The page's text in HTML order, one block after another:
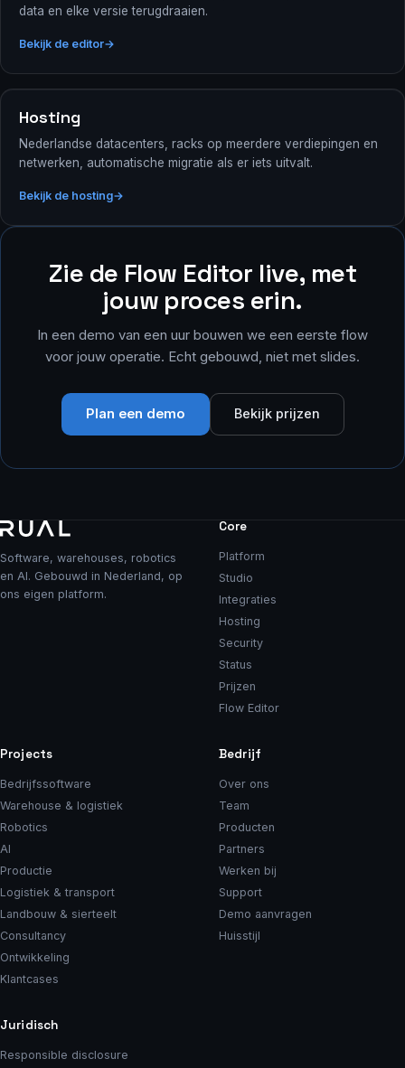
data en elke versie terugdraaien.
Bekijk de editor
Hosting
Nederlandse datacenters, racks op meerdere verdiepingen en
netwerken, automatische migratie als er iets uitvalt.
Bekijk de hosting
Zie de Flow Editor live, met
jouw proces erin.
In een demo van een uur bouwen we een eerste flow
voor jouw operatie. Echt gebouwd, niet met slides.
Plan een demo Bekijk prijzen
Software, warehouses, robotics
en AI. Gebouwd in Nederland, op
ons eigen platform.
Core
Platform
Studio
Integraties
Hosting
Security
Status
Prijzen
Flow Editor
Projects
Bedrijfssoftware
Warehouse & logistiek
Robotics
AI
Productie
Logistiek & transport
Landbouw & sierteelt
Consultancy
Ontwikkeling
Klantcases
Bedrijf
Over ons
Team
Producten
Partners
Werken bij
Support
Demo aanvragen
Huisstijl
Juridisch
Responsible disclosure